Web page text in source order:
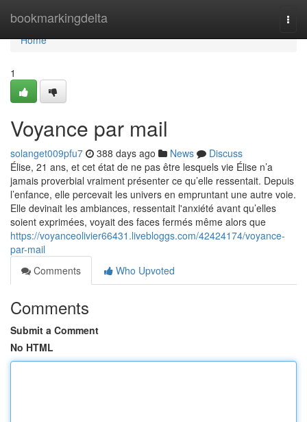
bookmarkingdelta
Home
Home
1
Voyance par mail
solanget009pfu7 388 days ago News
Discuss
Élise, 21 ans, et cet état de ne pas être lesquels vie Élise n’a
jamais proverbial vraiment présenter ce qu’elle ressentait. Depuis
l’enfance, elle percevait les univers en empruntant une autre voie.
Elle devinait les ambiances, ressentait l'anxiété avant qu’elles
soient exprimées, voyait des faces fermés même alors que
https://voyanceolivier66431.livebloggs.com/42424174/voyance-
par-mail
Comments
Who Upvoted
Comments
Submit a Comment
No HTML